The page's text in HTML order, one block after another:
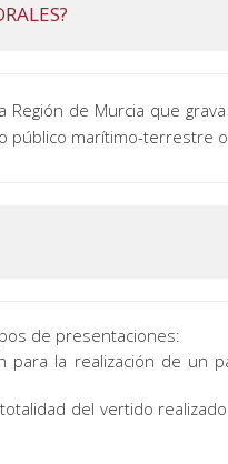
de Murcia que
marítimo-terrestre
de presentaciones:
la realización de un
del vertido